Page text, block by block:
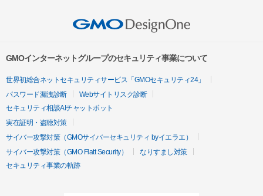
GMOインターネットグループのセキュリティ事業について
世界初総合ネットセキュリティサービス「GMOセキュリティ24」
パスワード漏洩診断
Webサイトリスク診断
セキュリティ相談AIチャットボット
実在証明・盗聴対策
サイバー攻撃対策（GMOサイバーセキュリティ byイエラエ）
サイバー攻撃対策（GMO Flatt Security）
なりすまし対策
セキュリティ事業の軌跡